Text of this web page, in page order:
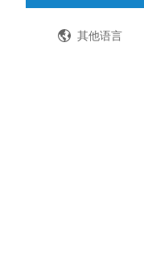
其他语言